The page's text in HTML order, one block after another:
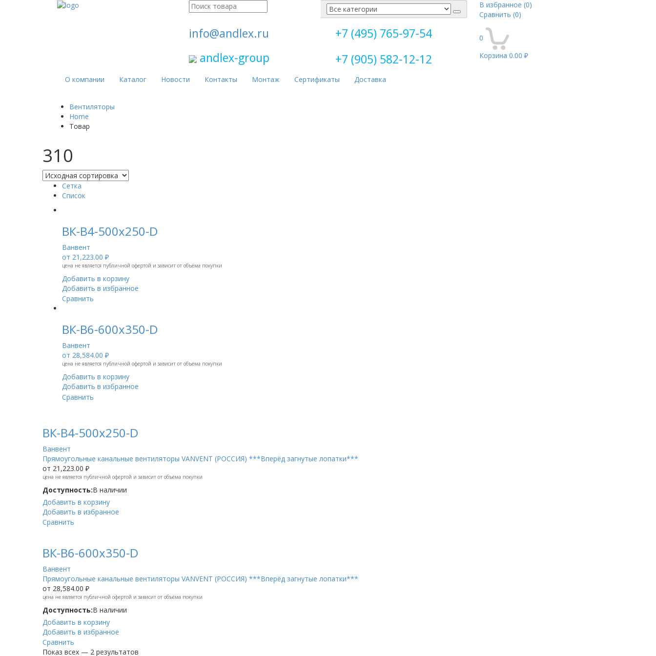
Поиск
для:
info@andlex.ru
andlex-group
+7 (495) 765-97-54
+7 (905) 582-12-12
В избранное (0)
Сравнить (0)
0
Корзина 0.00 ₽
О компании Каталог Новости Контакты Монтаж Сертификаты Доставка
Вентиляторы
Home
Товар
310
Сетка
Список
ВК-В4-500х250-D
Ванвент
от 21,223.00 ₽
цена не является публичной офертой и зависит от объёма покупки
Добавить в корзину
Добавить в избранное
Сравнить
ВК-В6-600х350-D
Ванвент
от 28,584.00 ₽
цена не является публичной офертой и зависит от объёма покупки
Добавить в корзину
Добавить в избранное
Сравнить
ВК-В4-500х250-D
Ванвент
Прямоугольные канальные вентиляторы VANVENT (РОССИЯ) ***Вперёд загнутые лопатки***
от 21,223.00 ₽
цена не является публичной офертой и зависит от объёма покупки
Доступность:В наличии
Добавить в корзину
Добавить в избранное
Сравнить
ВК-В6-600х350-D
Ванвент
Прямоугольные канальные вентиляторы VANVENT (РОССИЯ) ***Вперёд загнутые лопатки***
от 28,584.00 ₽
цена не является публичной офертой и зависит от объёма покупки
Доступность:В наличии
Добавить в корзину
Добавить в избранное
Сравнить
Показ всех — 2 результатов